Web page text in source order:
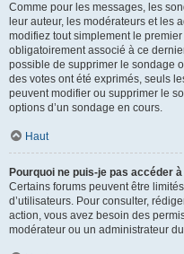
Comme pour les messages, les
leur auteur, les modérateurs et les
modifiez tout simplement le
obligatoirement associé à ce
possible de supprimer le sondage
des votes ont été exprimés, seuls
peuvent modifier ou supprimer le
options d’un sondage en cours.
Haut
Pourquoi ne puis-je pas accéder
Certains forums peuvent être
d’utilisateurs. Pour consulter,
action, vous avez besoin des
modérateur ou un administrateur